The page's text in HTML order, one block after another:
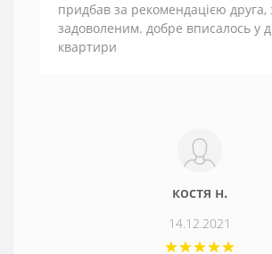
придбав за рекомендацією
задоволеним. добре вписалось у
квартири
костя н.
14.12.2021